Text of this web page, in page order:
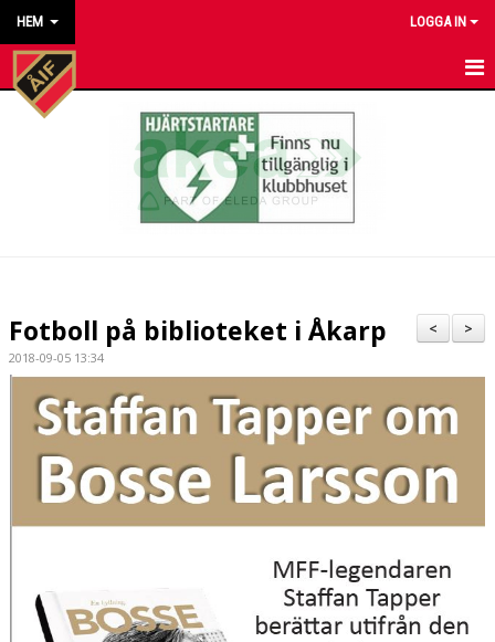
HEM LOGGA IN
HEM
KONTAKT ÅKARP IF
OM FÖRENINGEN
BESTÄLL VÅRA KLUBBKLÄDER
>
<
Fotboll på biblioteket i Åkarp
2018-09-05 13:34